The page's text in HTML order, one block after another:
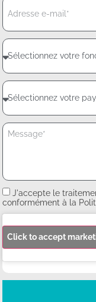
J'accepte le
conformément à la
Click to accept